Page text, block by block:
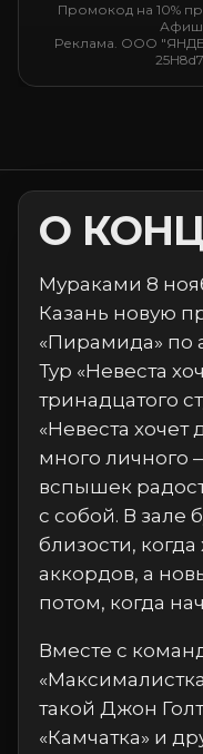
Промокод на 10%
Реклама. ООО
О
Мураками 8
Казань новую
«Пирамида» по
Тур «Невеста
тринадцатого
«Невеста хочет
много личного
вспышек
с собой. В зале
близости,
аккордов, а
потом, когда
Вместе с
такой Джон
«Камчатка» и